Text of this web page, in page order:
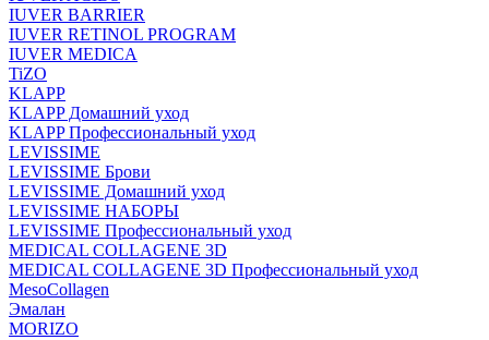
IUVER BARRIER
IUVER RETINOL PROGRAM
IUVER MEDICA
TiZO
KLAPP
KLAPP Домашний уход
KLAPP Профессиональный уход
LEVISSIME
LEVISSIME Брови
LEVISSIME Домашний уход
LEVISSIME НАБОРЫ
LEVISSIME Профессиональный уход
MEDICAL COLLAGENE 3D
MEDICAL COLLAGENE 3D Профессиональный уход
MesoCollagen
Эмалан
MORIZO